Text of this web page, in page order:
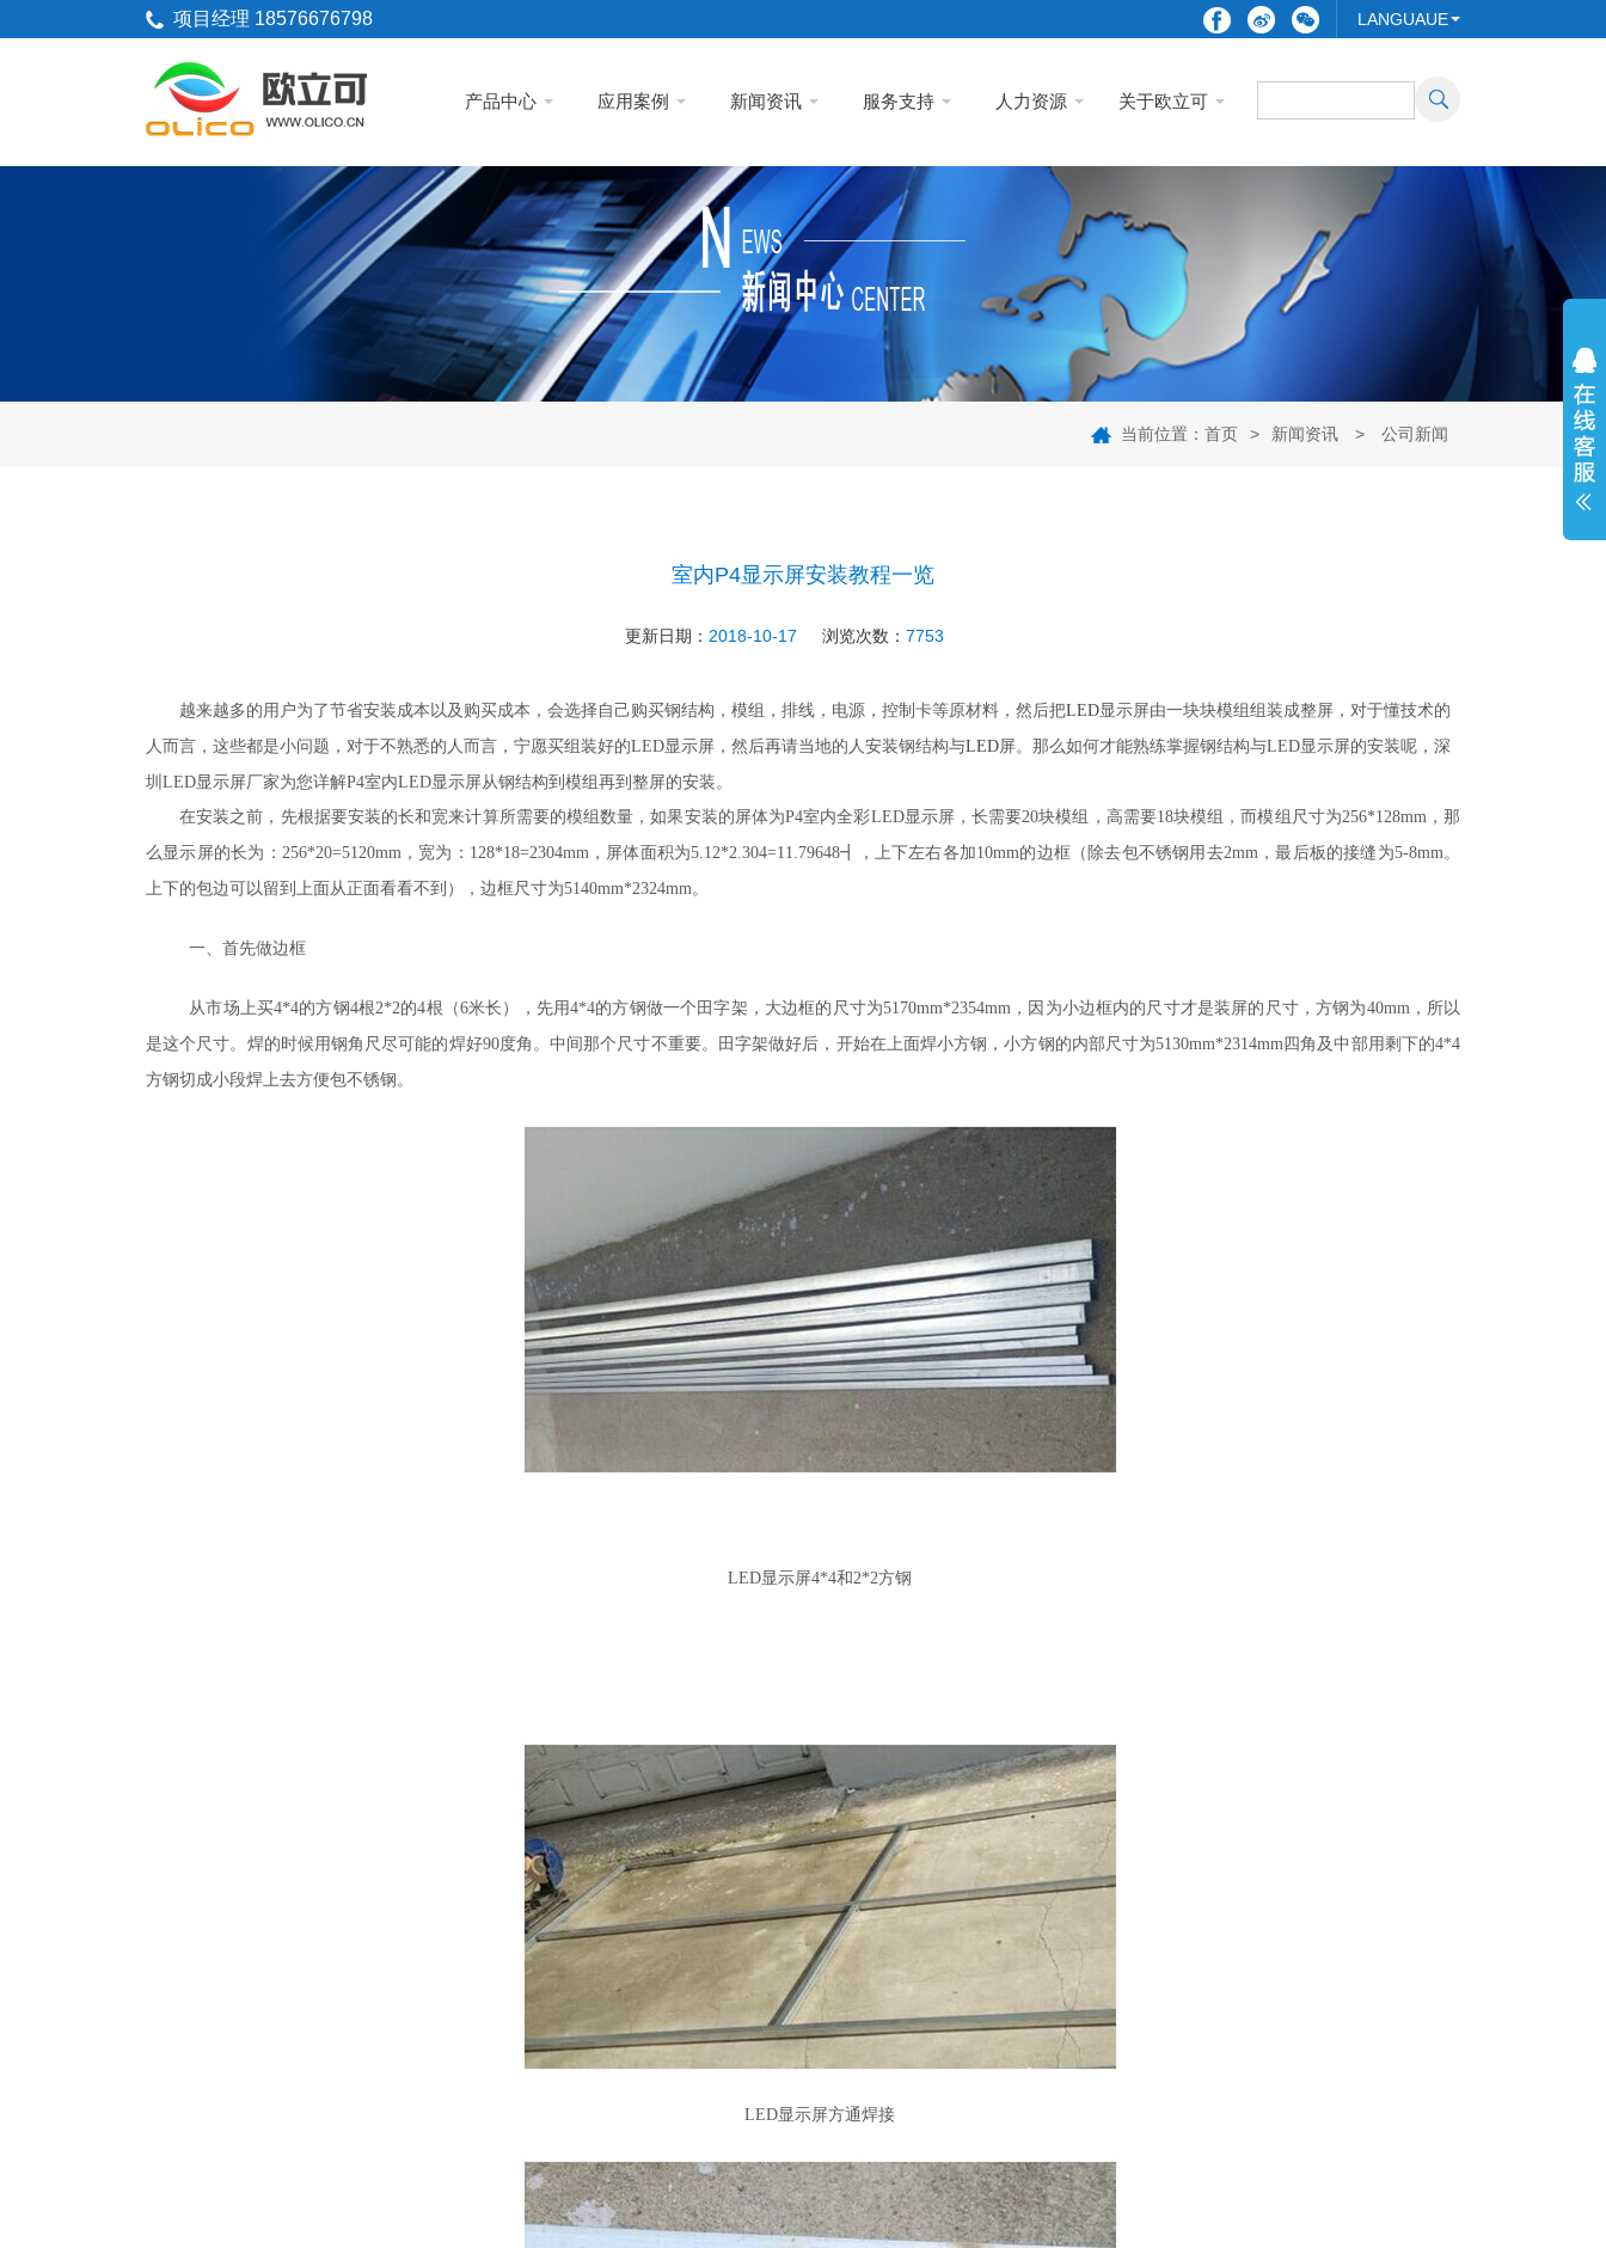
项目经理 18576676798 LANGUAUE
产品中心 应用案例 新闻资讯 服务支持 人力资源 关于欧立可
当前位置： 首页 > 新闻资讯 > 公司新闻
室内P4显示屏安装教程一览
更新日期： 2018-10-17 浏览次数： 7753
越来越多的用户为了节省安装成本以及购买成本，会选择自己购买钢结构，模组，排线，电源，控制卡等原材料，然后把LED显示屏由一块块模组组装成整屏，对于懂技术的
人而言，这些都是小问题，对于不熟悉的人而言，宁愿买组装好的LED显示屏，然后再请当地的人安装钢结构与LED屏。那么如何才能熟练掌握钢结构与LED显示屏的安装呢， 深
圳 LED显示屏厂家为您详解P4室内LED显示屏从钢结构到模组再到整屏的安装。
在安装之前，先根据要安装的长和宽来计算所需要的模组数量，如果安装的屏体为P4室内全彩LED显示屏，长需要20块模组，高需要18块模组，而模组尺寸为256*128mm，那
么显示屏的长为： 256*20=5120mm，宽为： 128*18=2304mm，屏体面积为5.12*2.304=11.79648┫，上下左右各加10mm的边框（除去包不锈钢用去2mm，最后板的接缝为5-8mm。
上下的包边可以留到上面从正面看看不到），边框尺寸为5140mm*2324mm。
一、首先做边框
从市场上买4*4的方钢4根2*2的4根（6米长），先用4*4的方钢做一个田字架，大边框的尺寸为5170mm*2354mm ，因为小边框内的尺寸才是装屏的尺寸，方钢为40mm，所以
是这个尺寸。焊的时候用钢角尺尽可能的焊好90度角。中间那个尺寸不重要。田字架做好后，开始在上面焊小方钢，小方钢的内部尺寸为5130mm*2314mm四角及中部用剩下的4*4
方钢切成小段焊上去方便包不锈钢。
LED显示屏4*4和2*2方钢
LED显示屏方通焊接